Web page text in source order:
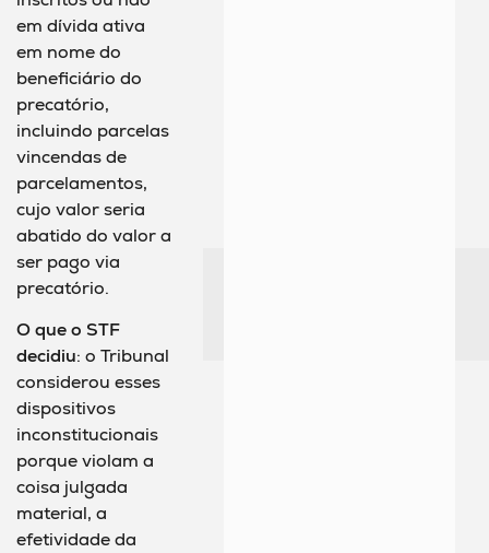
em dívida ativa
em nome do
beneficiário do
precatório,
incluindo parcelas
vincendas de
parcelamentos,
cujo valor seria
abatido do valor a
ser pago via
precatório.
O que o STF
decidiu: o Tribunal
considerou esses
dispositivos
inconstitucionais
porque violam a
coisa julgada
material, a
efetividade da